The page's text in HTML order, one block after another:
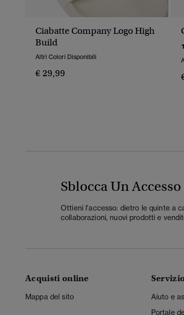
Ciabatte Company Logo High
Build
Altri Colori Disponibili
€ 29,99
Sblocca Un
Ottieni l'accesso: dietro le quinte a
collaborazioni, nuovi prodotti e
Acquisti online
Mappa del sito
Aiuto e
Portale